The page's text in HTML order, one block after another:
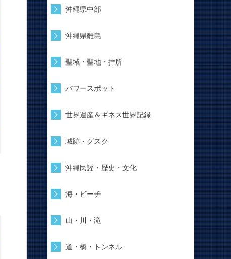
沖縄県中部
沖縄県離島
聖域・聖地・拝所
パワースポット
世界遺産＆ギネス世界記録
城跡・グスク
沖縄民謡・歴史・文化
海・ビーチ
山・川・滝
道・橋・トンネル